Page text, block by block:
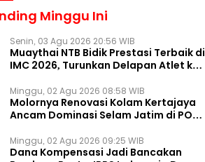
Minggu Ini
Senin, 03 Agu 2026 20:56 WIB
Muaythai NTB Bidik Prestasi Terbaik di
IMC 2026, Turunkan Delapan Atlet ke
Minggu, 02 Agu 2026 08:58 WIB
Molornya Renovasi Kolam Kertajaya
Ancam Dominasi Selam Jatim di PON
Minggu, 02 Agu 2026 09:25 WIB
Dana Kompensasi Jadi Bancakan